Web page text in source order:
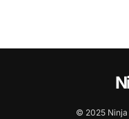
© 2025 Ninja